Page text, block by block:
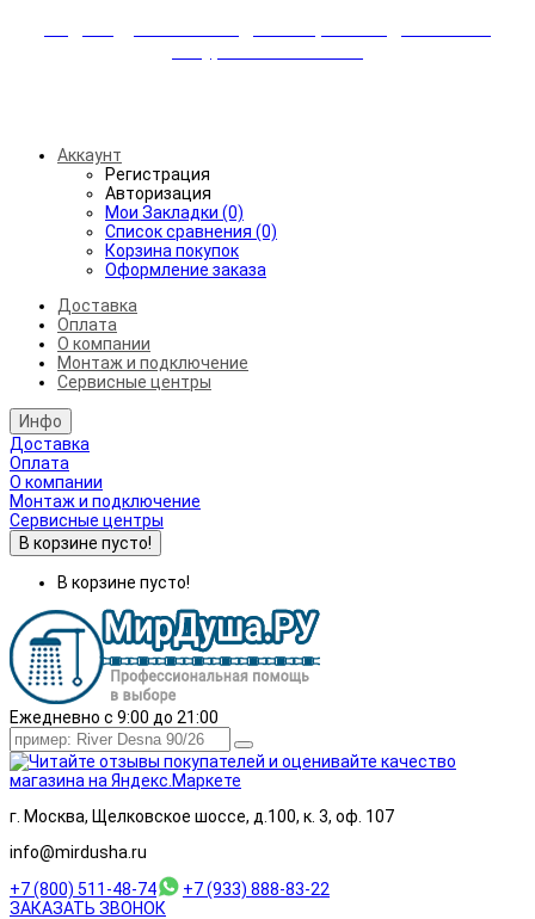
Аккаунт
Регистрация
Авторизация
Мои Закладки (0)
Список сравнения (0)
Корзина покупок
Оформление заказа
Доставка
Оплата
О компании
Монтаж и подключение
Сервисные центры
Инфо
Доставка
Оплата
О компании
Монтаж и подключение
Сервисные центры
В корзине пусто!
В корзине пусто!
Ежедневно с 9:00 до 21:00
г. Москва, Щелковское шоссе, д.100, к. 3, оф. 107
info@mirdusha.ru
+7 (800) 511-48-74
+7 (933) 888-83-22
ЗАКАЗАТЬ ЗВОНОК